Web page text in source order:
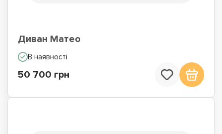
Диван Матео
В наявності
50 700 грн